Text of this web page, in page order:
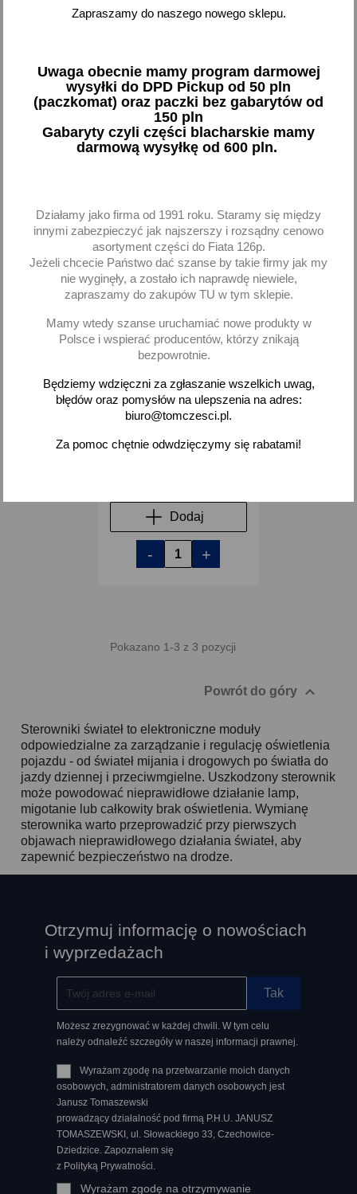
oryginalny
Brak na stanie
do 1991 FSO 125p
elektroniczny APE
51,55 zł brutto
Dodaj
Sterownik regulator
oświetlenie tablicy deski
VW Tiguan 2007-2018
Dodaj
- +
favorite_border
Pokazano 1-3 z 3 pozycji
Powrót do góry 
Sterowniki świateł to elektroniczne moduły
odpowiedzialne za zarządzanie i regulację oświetlenia
pojazdu - od świateł mijania i drogowych po światła do
jazdy dziennej i przeciwmgielne. Uszkodzony sterownik
może powodować nieprawidłowe działanie lamp,
migotanie lub całkowity brak oświetlenia. Wymianę
sterownika warto przeprowadzić przy pierwszych
objawach nieprawidłowego działania świateł, aby
zapewnić bezpieczeństwo na drodze.
Otrzymuj informację o nowościach
i wyprzedażach
Możesz zrezygnować w każdej chwili. W tym celu
należy odnaleźć szczegóły w naszej informacji prawnej.
Wyrażam zgodę na przetwarzanie moich danych
osobowych, administratorem danych osobowych jest
Janusz Tomaszewski
prowadzący działalność pod firmą P.H.U. JANUSZ
TOMASZEWSKI, ul. Słowackiego 33, Czechowice-
Dziedzice. Zapoznałem się
z Polityką Prywatności.
Wyrażam zgodę na otrzymywanie
Zapraszamy do naszego nowego sklepu.
Uwaga obecnie mamy program darmowej
wysyłki do DPD Pickup od 50 pln
(paczkomat) oraz paczki bez gabarytów od
150 pln
Gabaryty czyli części blacharskie mamy
darmową wysyłkę od 600 pln.
Działamy jako firma od 1991 roku. Staramy się między
innymi zabezpieczyć jak najszerszy i rozsądny cenowo
asortyment części do Fiata 126p.
Jeżeli chcecie Państwo dać szanse by takie firmy jak my
nie wyginęły, a zostało ich naprawdę niewiele,
zapraszamy do zakupów TU w tym sklepie.
Mamy wtedy szanse uruchamiać nowe produkty w
Polsce i wspierać producentów, którzy znikają
bezpowrotnie.
Będziemy wdzięczni za zgłaszanie wszelkich uwag,
błędów oraz pomysłów na ulepszenia na adres:
biuro@tomczesci.pl.
Za pomoc chętnie odwdzięczymy się rabatami!